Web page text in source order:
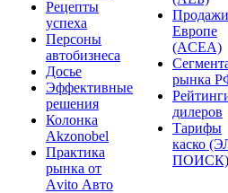
Рецепты
успеха
Персоны
автобизнеса
Досье
Эффективные
решения
Колонка
Akzonobel
Практика
рынка от
Аvito Авто
Европе
(ACEA)
рынка
дилеров
Тарифы
каско
ПОИСК)